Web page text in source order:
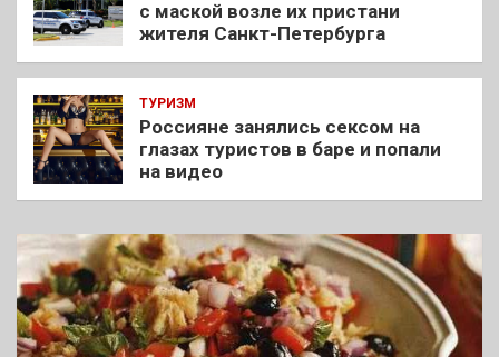
с маской возле их пристани
жителя Санкт-Петербурга
ТУРИЗМ
Россияне занялись сексом на
глазах туристов в баре и попали
на видео